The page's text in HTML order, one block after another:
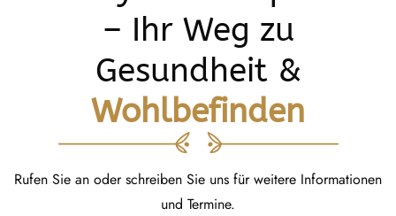
– Ihr Weg zu
Gesundheit &
Wohlbefinden
Rufen Sie an oder schreiben Sie uns für weitere Informationen
und Termine.